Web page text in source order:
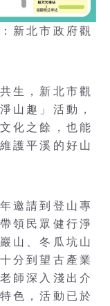
新北市政府觀
生，新北市觀
山趣」活動，
化之餘，也能
護平溪的好山
邀請到登山專
領民眾健行淨
山、冬瓜坑山
分到望古產業
師深入淺出介
色，活動已於